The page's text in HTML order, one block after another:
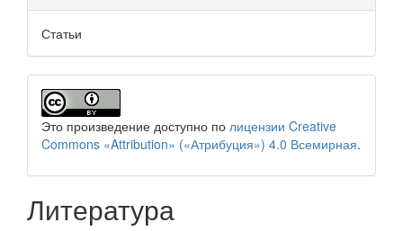
Статьи
Это произведение доступно по лицензии Creative
Commons «Attribution» («Атрибуция») 4.0 Всемирная.
Литература